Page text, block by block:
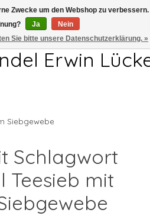
FR 7.00-13.00Uhr
Erwin
Siebgewebe
Schlagwort
Teesieb mit
Zwecke um den Webshop zu verbessern.
Ja
Nein
Sie bitte unsere Datenschutzerklärung. »